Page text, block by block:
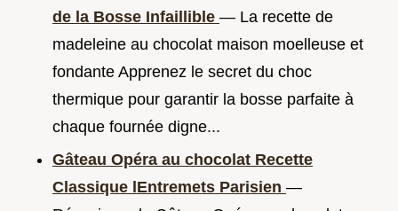
de la Bosse Infaillible — La recette de
madeleine au chocolat maison moelleuse et
fondante Apprenez le secret du choc
thermique pour garantir la bosse parfaite à
chaque fournée digne...
Gâteau Opéra au chocolat Recette
Classique lEntremets Parisien —